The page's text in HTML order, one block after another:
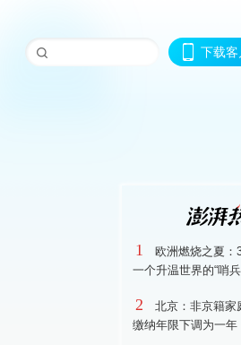
下载客
1
欧洲燃烧之夏：
一个升温世界的“哨
2
北京：非京籍家
缴纳年限下调为一年